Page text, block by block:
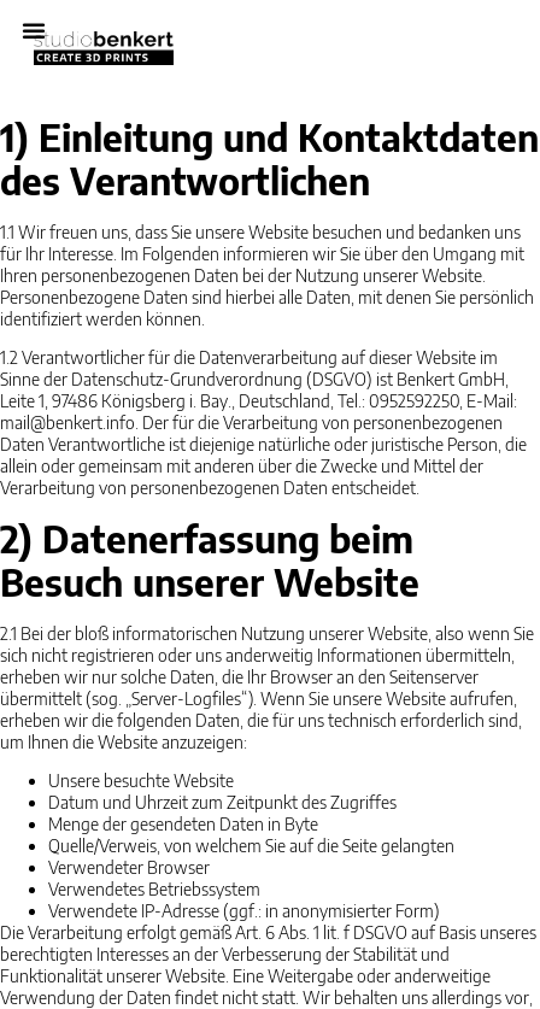
1) Einleitung und Kontaktdaten
des Verantwortlichen
1.1 Wir freuen uns, dass Sie unsere Website besuchen und bedanken uns
für Ihr Interesse. Im Folgenden informieren wir Sie über den Umgang mit
Ihren personenbezogenen Daten bei der Nutzung unserer Website.
Personenbezogene Daten sind hierbei alle Daten, mit denen Sie persönlich
identifiziert werden können.
1.2 Verantwortlicher für die Datenverarbeitung auf dieser Website im
Sinne der Datenschutz-Grundverordnung (DSGVO) ist Benkert GmbH,
Leite 1, 97486 Königsberg i. Bay., Deutschland, Tel.: 0952592250, E-Mail:
mail@benkert.info. Der für die Verarbeitung von personenbezogenen
Daten Verantwortliche ist diejenige natürliche oder juristische Person, die
allein oder gemeinsam mit anderen über die Zwecke und Mittel der
Verarbeitung von personenbezogenen Daten entscheidet.
2) Datenerfassung beim
Besuch unserer Website
2.1 Bei der bloß informatorischen Nutzung unserer Website, also wenn Sie
sich nicht registrieren oder uns anderweitig Informationen übermitteln,
erheben wir nur solche Daten, die Ihr Browser an den Seitenserver
übermittelt (sog. „Server-Logfiles“). Wenn Sie unsere Website aufrufen,
erheben wir die folgenden Daten, die für uns technisch erforderlich sind,
um Ihnen die Website anzuzeigen:
Unsere besuchte Website
Datum und Uhrzeit zum Zeitpunkt des Zugriffes
Menge der gesendeten Daten in Byte
Quelle/Verweis, von welchem Sie auf die Seite gelangten
Verwendeter Browser
Verwendetes Betriebssystem
Verwendete IP-Adresse (ggf.: in anonymisierter Form)
Die Verarbeitung erfolgt gemäß Art. 6 Abs. 1 lit. f DSGVO auf Basis unseres
berechtigten Interesses an der Verbesserung der Stabilität und
Funktionalität unserer Website. Eine Weitergabe oder anderweitige
Verwendung der Daten findet nicht statt. Wir behalten uns allerdings vor,